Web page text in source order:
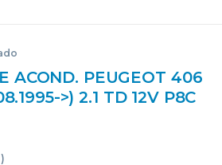
ACOND. PEUGEOT 406
>) 2.1 TD 12V P8C
6560502 ROJO